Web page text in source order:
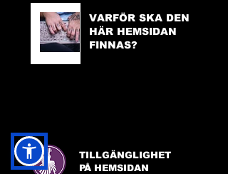
VARFÖR SKA DEN
HÄR HEMSIDAN
FINNAS?
TILLGÄNGLIGHET
PÅ HEMSIDAN